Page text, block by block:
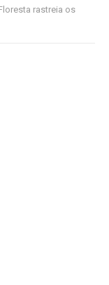
rastreia os